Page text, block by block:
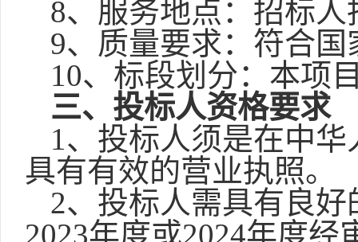
8、服务地点：招标人
9、质量要求： 符合国
10、标段划分：本项
三、投标人资格要求
1、投标人须是在中
具有有效的营业执照。
2、投标人需具有良
2023年度或2024年度经